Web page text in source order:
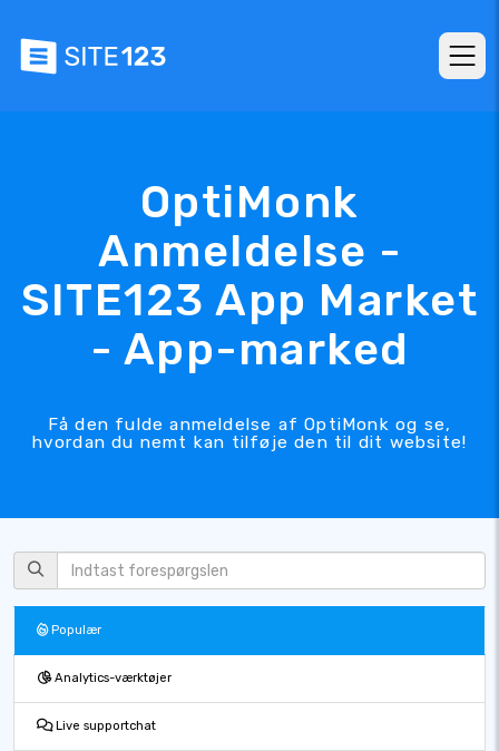
OptiMonk
Anmeldelse -
SITE123 App Market
- App-marked
Få den fulde anmeldelse af OptiMonk og se,
hvordan du nemt kan tilføje den til dit website!
Populær
Analytics-værktøjer
Live supportchat